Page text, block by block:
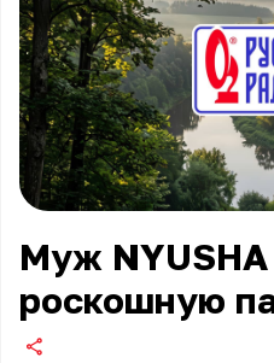
Муж NYUSHA
роскошную